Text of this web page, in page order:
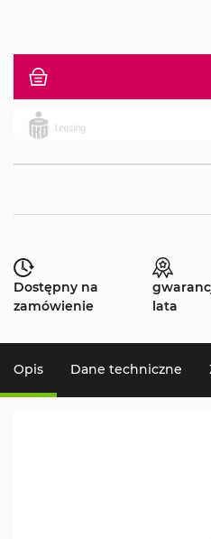
Dostępny na
zamówienie
lata
Opis Dane techniczne